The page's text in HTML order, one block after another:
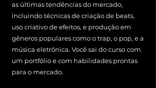
as últimas tendências do mercado,
incluindo técnicas de criação de beats,
uso criativo de efeitos, e produção em
gêneros populares como o trap, o pop, e a
música eletrônica. Você sai do curso com
um portfólio e com habilidades prontas
para o mercado.